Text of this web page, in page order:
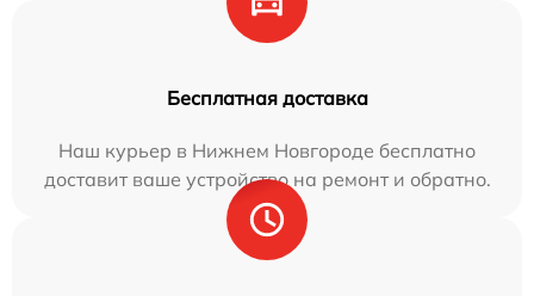
Бесплатная доставка
Наш курьер в Нижнем Новгороде бесплатно
доставит ваше устройство на ремонт и обратно.